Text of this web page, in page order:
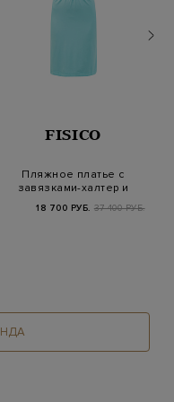
FISICO
Пляжное платье с
завязками-халтер и
18 700 РУБ. 37 400 РУБ.